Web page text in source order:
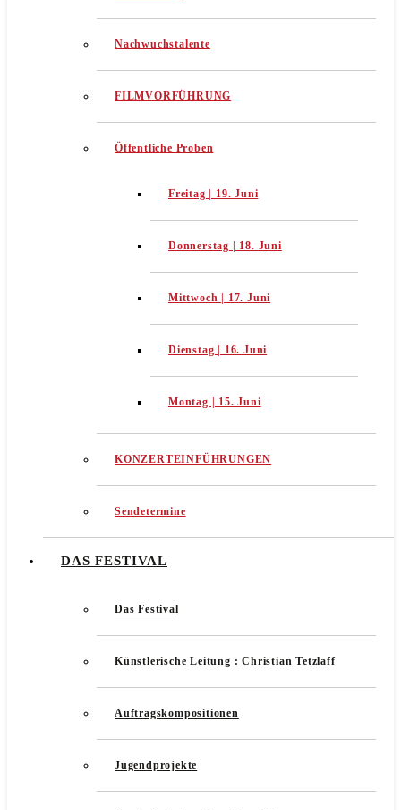
Nachwuchstalente
FILMVORFÜHRUNG
Öffentliche Proben
Freitag | 19. Juni
Donnerstag | 18. Juni
Mittwoch | 17. Juni
Dienstag | 16. Juni
Montag | 15. Juni
KONZERTEINFÜHRUNGEN
Sendetermine
DAS FESTIVAL
Das Festival
Künstlerische Leitung : Christian Tetzlaff
Auftragskompositionen
Jugendprojekte